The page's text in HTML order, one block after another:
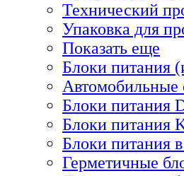
Технический
Упаковка для
Показать еще
Блоки питания
Автомобильные
Блоки питания
Блоки питания
Блоки питания
Герметичные